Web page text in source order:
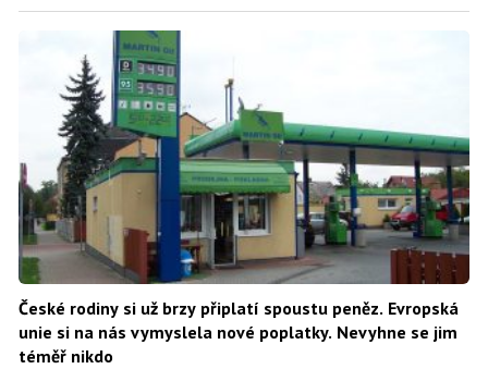
České rodiny si už brzy připlatí spoustu peněz. Evropská
unie si na nás vymyslela nové poplatky. Nevyhne se jim
téměř nikdo